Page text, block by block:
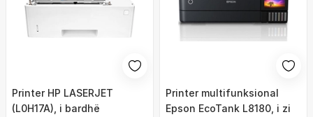
Printer HP LASERJET
(L0H17A), i bardhë
Printer multifunksional
Epson EcoTank L8180, i zi